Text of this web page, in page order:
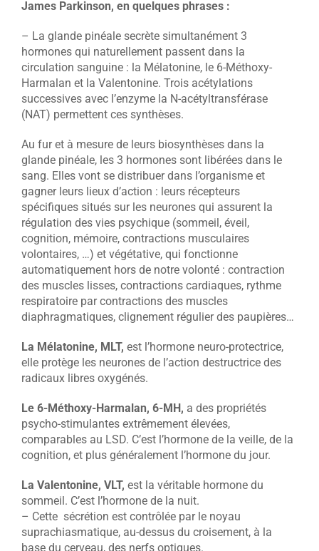
James Parkinson, en quelques phrases :
– La glande pinéale secrète simultanément 3
hormones qui naturellement passent dans la
circulation sanguine : la Mélatonine, le 6-Méthoxy-
Harmalan et la Valentonine. Trois acétylations
successives avec l’enzyme la N-acétyltransférase
(NAT) permettent ces synthèses.
Au fur et à mesure de leurs biosynthèses dans la
glande pinéale, les 3 hormones sont libérées dans le
sang. Elles vont se distribuer dans l’organisme et
gagner leurs lieux d’action : leurs récepteurs
spécifiques situés sur les neurones qui assurent la
régulation des vies psychique (sommeil, éveil,
cognition, mémoire, contractions musculaires
volontaires, …) et végétative, qui fonctionne
automatiquement hors de notre volonté : contraction
des muscles lisses, contractions cardiaques, rythme
respiratoire par contractions des muscles
diaphragmatiques, clignement régulier des paupières…
La Mélatonine, MLT, est l’hormone neuro-protectrice,
elle protège les neurones de l’action destructrice des
radicaux libres oxygénés.
Le 6-Méthoxy-Harmalan, 6-MH, a des propriétés
psycho-stimulantes extrêmement élevées,
comparables au LSD. C’est l’hormone de la veille, de la
cognition, et plus généralement l’hormone du jour.
La Valentonine, VLT, est la véritable hormone du
sommeil. C’est l’hormone de la nuit.
– Cette sécrétion est contrôlée par le noyau
suprachiasmatique, au-dessus du croisement, à la
base du cerveau, des nerfs optiques.